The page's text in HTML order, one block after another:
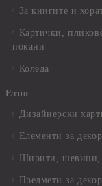
За книгите и
Картички,
покани
Коледа
Етно
Дизайнерски
Елементи за
Ширити, шевици,
Предмети за